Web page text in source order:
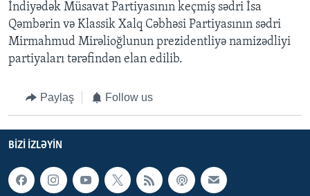
İndiyədək Müsavat Partiyasının keçmiş sədri İsa
Qəmbərin və Klassik Xalq Cəbhəsi Partiyasının sədri
Mirmahmud Mirəlioğlunun prezidentliyə namizədliyi
partiyaları tərəfindən elan edilib.
Paylaş Follow us
BIZI IZLƏYIN